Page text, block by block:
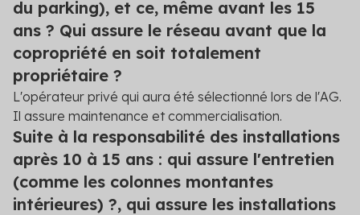
du parking), et ce, même avant les 15
ans ? Qui assure le réseau avant que la
copropriété en soit totalement
propriétaire ?
L'opérateur privé qui aura été sélectionné lors de l'AG.
Il assure maintenance et commercialisation.
Suite à la responsabilité des installations
après 10 à 15 ans : qui assure l'entretien
(comme les colonnes montantes
intérieures) ?, qui assure les installations